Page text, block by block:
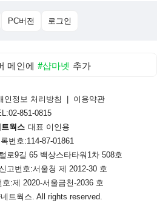
PC버전 로그인
메인에 #샵마넷 추가
인정보 처리방침
이용약관
851-0815
웍스 대표 이인용
번호:114-87-01861
로9길 65 백상스타타워1차 508호
고번호:서울청 제 2012-30 호
호:제 2020-서울금천-2036 호
트웍스. All rights reserved.